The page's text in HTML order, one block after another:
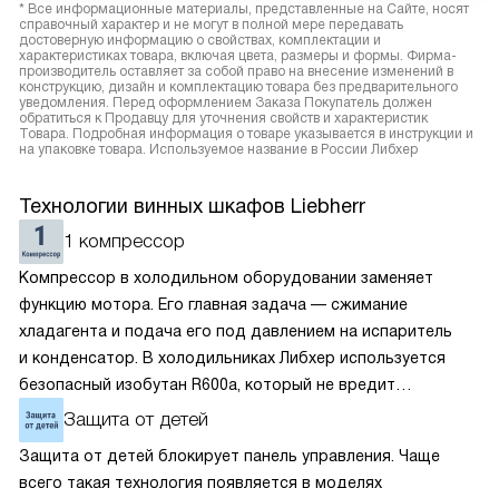
* Все информационные материалы, представленные на Сайте, носят
справочный характер и не могут в полной мере передавать
достоверную информацию о свойствах, комплектации и
характеристиках товара, включая цвета, размеры и формы. Фирма-
производитель оставляет за собой право на внесение изменений в
конструкцию, дизайн и комплектацию товара без предварительного
уведомления. Перед оформлением Заказа Покупатель должен
обратиться к Продавцу для уточнения свойств и характеристик
Товара. Подробная информация о товаре указывается в инструкции и
на упаковке товара. Используемое название в России Либхер
Технологии винных шкафов Liebherr
1 компрессор
Компрессор в холодильном оборудовании заменяет
функцию мотора. Его главная задача — сжимание
хладагента и подача его под давлением на испаритель
и конденсатор. В холодильниках Либхер используется
безопасный изобутан R600a, который не вредит
окружающей среде. Компрессор перегоняет его
по охладительному контуру по принципу насоса. Чем
лучше работает «мотор» прибора, тем качественнее
Защита от детей
Защита от детей блокирует панель управления. Чаще
всего такая технология появляется в моделях